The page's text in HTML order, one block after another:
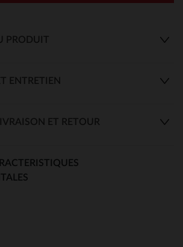
PRODUIT
ENTRETIEN
ET RETOUR